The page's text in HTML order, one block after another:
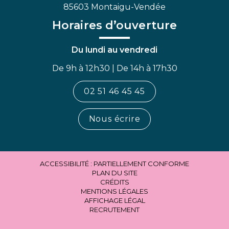
85603 Montaigu-Vendée
Horaires d’ouverture
Du lundi au vendredi
De 9h à 12h30 | De 14h à 17h30
02 51 46 45 45
Nous écrire
ACCESSIBILITÉ : PARTIELLEMENT CONFORME
PLAN DU SITE
CRÉDITS
MENTIONS LÉGALES
AFFICHAGE LÉGAL
RECRUTEMENT